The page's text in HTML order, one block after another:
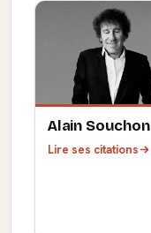
Alain Souchon
Lire ses citations